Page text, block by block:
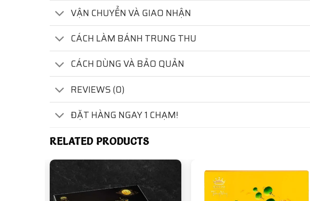
VẬN CHUYỂN VÀ GIAO NHẬN
CÁCH LÀM BÁNH TRUNG THU
CÁCH DÙNG VÀ BẢO QUẢN
REVIEWS (0)
ĐẶT HÀNG NGAY 1 CHẠM!
RELATED PRODUCTS